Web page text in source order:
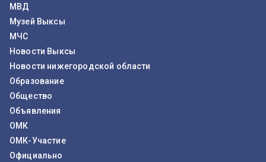
МВД
Музей Выксы
МЧС
Новости Выксы
Новости нижегородской области
Образование
Общество
Объявления
ОМК
ОМК-Участие
Официально